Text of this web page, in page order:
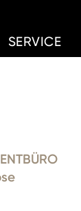
SERVICE